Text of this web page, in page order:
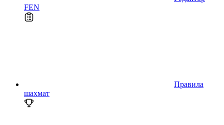
FEN
Правила
шахмат